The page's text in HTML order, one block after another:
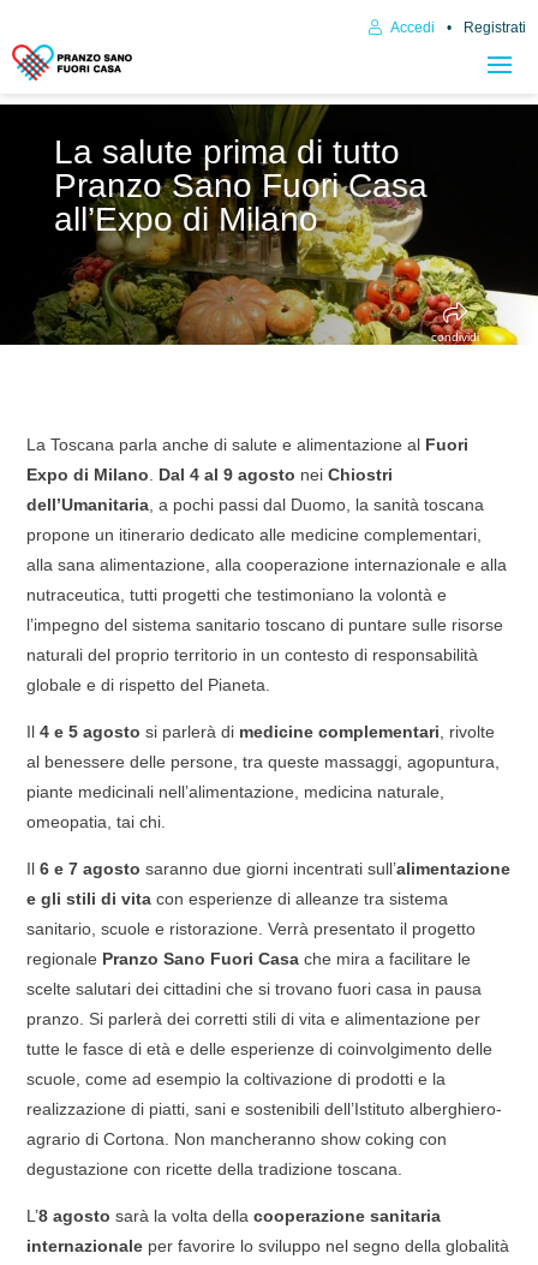
Accedi Registrati
La salute prima di tutto
Pranzo Sano Fuori Casa
all’Expo di Milano
condividi
La Toscana parla anche di salute e alimentazione al Fuori
Expo di Milano
Dal 4 al 9 agosto neiChiostri
dell’Umanitaria , a pochi passi dal Duomo, la sanità toscana
propone un itinerario dedicato alle medicine complementari,
alla sana alimentazione, alla cooperazione internazionale e alla
nutraceutica, tutti progetti che testimoniano la volontà e
l’impegno del sistema sanitario toscano di puntare sulle risorse
naturali del proprio territorio in un contesto di responsabilità
globale e di rispetto del Pianeta.
Il4 e 5 agosto si parlerà di medicine complementari , rivolte
al benessere delle persone, tra queste massaggi, agopuntura,
piante medicinali nell’alimentazione, medicina naturale,
omeopatia, tai chi.
Il 6 e 7 agosto saranno due giorni incentrati sull’alimentazione
e gli stili di vita con esperienze di alleanze tra sistema
sanitario, scuole e ristorazione. Verrà presentato il progetto
regionale Pranzo Sano Fuori Casa che mira a facilitare le
scelte salutari dei cittadini che si trovano fuori casa in pausa
pranzo. Si parlerà dei corretti stili di vita e alimentazione per
tutte le fasce di età e delle esperienze di coinvolgimento delle
scuole, come ad esempio la coltivazione di prodotti e la
realizzazione di piatti, sani e sostenibili dell’Istituto alberghiero-
agrario di Cortona. Non mancheranno show coking con
degustazione con ricette della tradizione toscana.
L’8 agosto sarà la volta dellacooperazione sanitaria
internazionale per favorire lo sviluppo nel segno della globalità